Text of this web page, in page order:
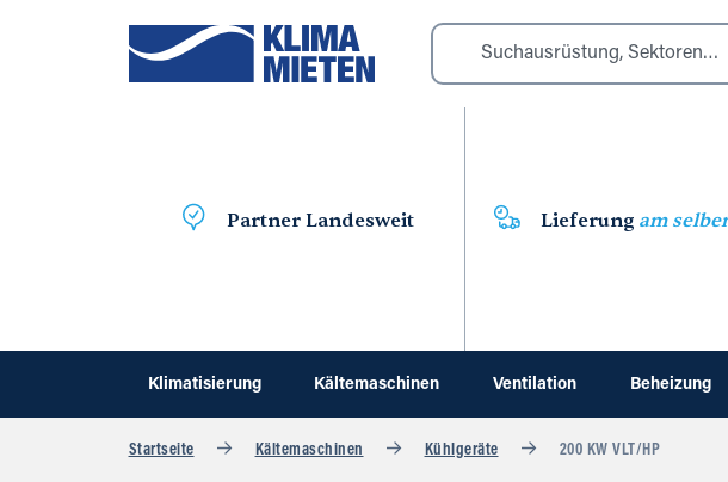
Partner Landesweit Lieferung am
Klimatisierung Kältemaschinen Ventilation Beheizung
Startseite Kältemaschinen Kühlgeräte 200 KW VLT/HP